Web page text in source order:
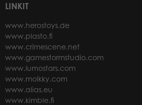
LINKIT
www.herostoys.de
www.plasto.fi
www.crimescene.net
www.gamestormstudio.com
www.lumostars.com
www.molkky.com
www.alias.eu
www.kimble.fi